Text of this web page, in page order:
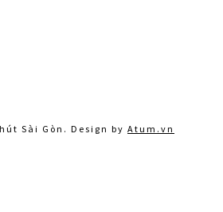
Sài Gòn. Design by Atum.vn